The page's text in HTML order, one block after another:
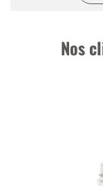
jJQaBOcg | 13
Nos